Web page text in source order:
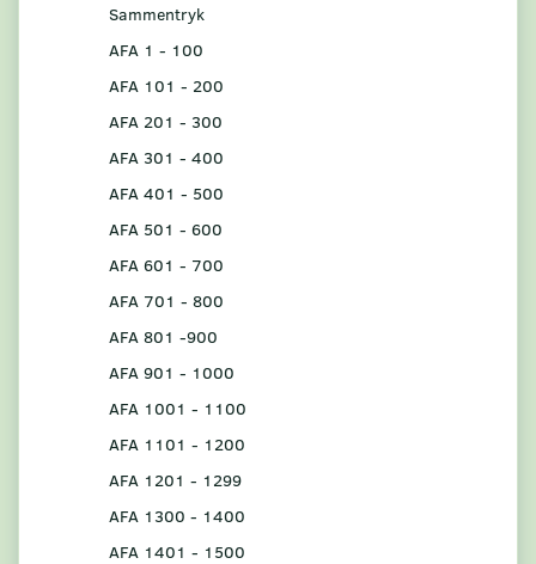
Sammentryk
AFA 1 - 100
AFA 101 - 200
AFA 201 - 300
AFA 301 - 400
AFA 401 - 500
AFA 501 - 600
AFA 601 - 700
AFA 701 - 800
AFA 801 -900
AFA 901 - 1000
AFA 1001 - 1100
AFA 1101 - 1200
AFA 1201 - 1299
AFA 1300 - 1400
AFA 1401 - 1500